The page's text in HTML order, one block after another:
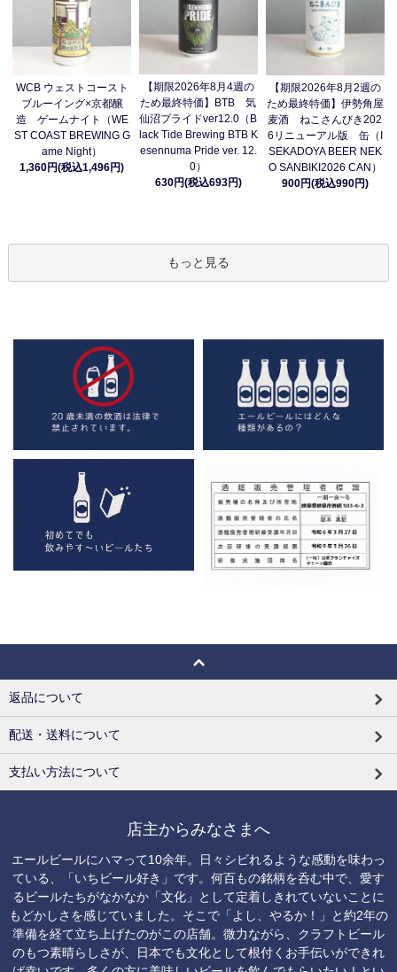
WCB ウェストコースト
ブルーイング×京都醸
造 ゲームナイト（WE
ST COAST BREWING G
ame Night）
1,360円(税込1,496円)
【期限2026年8月4週の
ため最終特価】BTB 気
仙沼プライドver12.0（B
lack Tide Brewing BTB K
esennuma Pride ver. 12.
0）
630円(税込693円)
【期限2026年8月2週の
ため最終特価】伊勢角屋
麦酒 ねこさんびき202
6リニューアル版 缶（I
SEKADOYA BEER NEK
O SANBIKI2026 CAN）
900円(税込990円)
もっと見る
返品について
配送・送料について
支払い方法について
店主からみなさまへ
エールビールにハマって10余年。日々シビれるような感動を味わっ
ている、「いちビール好き」です。何百もの銘柄を呑む中で、愛す
るビールたちがなかなか「文化」として定着しきれていないことに
もどかしさを感じていました。そこで「よし、やるか！」と約2年の
準備を経て立ち上げたのがこの店舗。微力ながら、クラフトビール
のもつ素晴らしさが、日本でも文化として根付くお手伝いができれ